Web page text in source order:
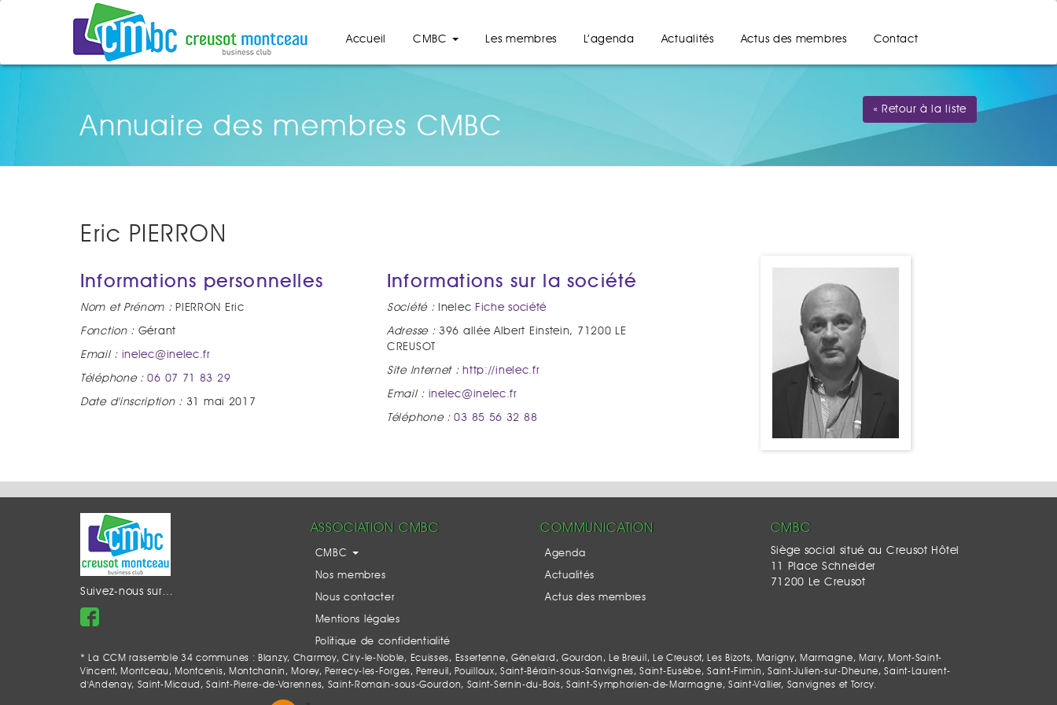
Accueil CMBC Les membres L’agenda Actualités Actus des membres Contact
« Retour à la liste
Annuaire des membres CMBC
Eric PIERRON
Informations personnelles
Nom et Prénom : PIERRON Eric
Fonction : Gérant
Email : inelec@inelec.fr
Téléphone :06 07 71 83 29
Date d'inscription : 31 mai 2017
Informations sur la société
Société : Inelec Fiche société
Adresse : 396 allée Albert Einstein, 71200 LE
CREUSOT
Site Internet : http://inelec.fr
Email : inelec@inelec.fr
Téléphone :03 85 56 32 88
Suivez-nous sur…
ASSOCIATION CMBC
CMBC
Nos membres
Nous contacter
Mentions légales
Politique de confidentialité
COMMUNICATION
Agenda
Actualités
Actus des membres
CMBC
Siège social situé au Creusot Hôtel
11 Place Schneider
71200 Le Creusot
* La CCM rassemble 34 communes : Blanzy, Charmoy, Ciry-le-Noble, Ecuisses, Essertenne, Génelard, Gourdon, Le Breuil, Le Creusot, Les Bizots, Marigny, Marmagne, Mary, Mont-Saint-
Vincent, Montceau, Montcenis, Montchanin, Morey, Perrecy-les-Forges, Perreuil, Pouilloux, Saint-Bérain-sous-Sanvignes, Saint-Eusèbe, Saint-Firmin, Saint-Julien-sur-Dheune, Saint-Laurent-
d'Andenay, Saint-Micaud, Saint-Pierre-de-Varennes, Saint-Romain-sous-Gourdon, Saint-Sernin-du-Bois, Saint-Symphorien-de-Marmagne, Saint-Vallier, Sanvignes et Torcy.